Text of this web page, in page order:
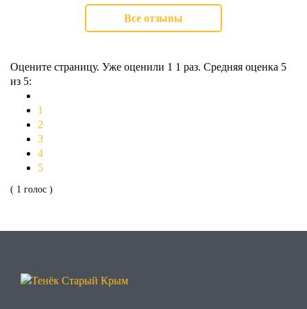
Все отзывы
Оцените страницу. Уже оценили 1 1 раз. Средняя оценка 5
из 5:
1
2
3
4
5
( 1 голос )